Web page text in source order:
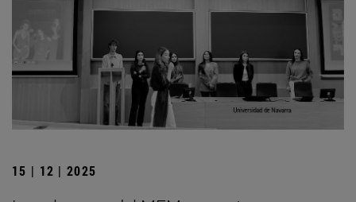
15 | 12 | 2025